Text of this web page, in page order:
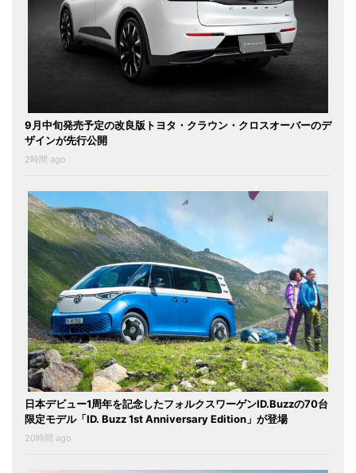
9月中旬発売予定の改良版トヨタ・クラウン・クロスオーバーのデ
ザインが先行公開
2時間 ago
日本デビュー1周年を記念したフォルクスワーゲンID.Buzzの70台
限定モデル「ID. Buzz 1st Anniversary Edition」が登場
20時間 ago